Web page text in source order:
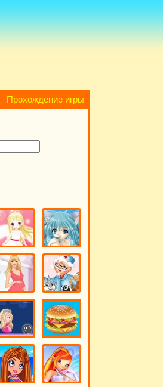
Прохождение игры